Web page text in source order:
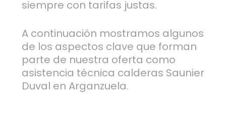
siempre con tarifas justas.
A continuación mostramos algunos
de los aspectos clave que forman
parte de nuestra oferta como
asistencia técnica calderas Saunier
Duval en Arganzuela.